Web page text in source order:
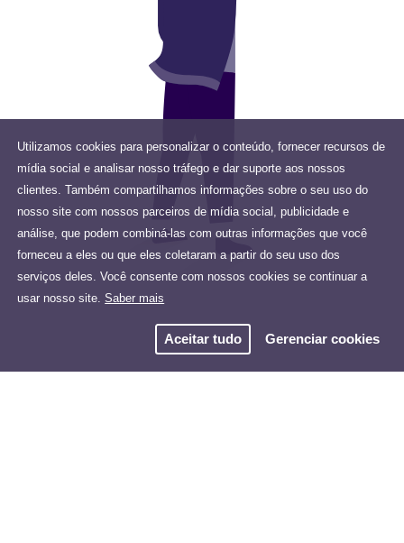
Utilizamos cookies para personalizar o conteúdo, fornecer recursos de
mídia social e analisar nosso tráfego e dar suporte aos nossos
clientes. Também compartilhamos informações sobre o seu uso do
nosso site com nossos parceiros de mídia social, publicidade e
análise, que podem combiná-las com outras informações que você
forneceu a eles ou que eles coletaram a partir do seu uso dos
serviços deles. Você consente com nossos cookies se continuar a
usar nosso site.Saber mais
Aceitar tudo Gerenciar cookies